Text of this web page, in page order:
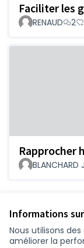
Informations
Nous utilisons
améliorer la
Faciliter les
RENAUD 2
Rapprocher
BLANCHARD
Conditions